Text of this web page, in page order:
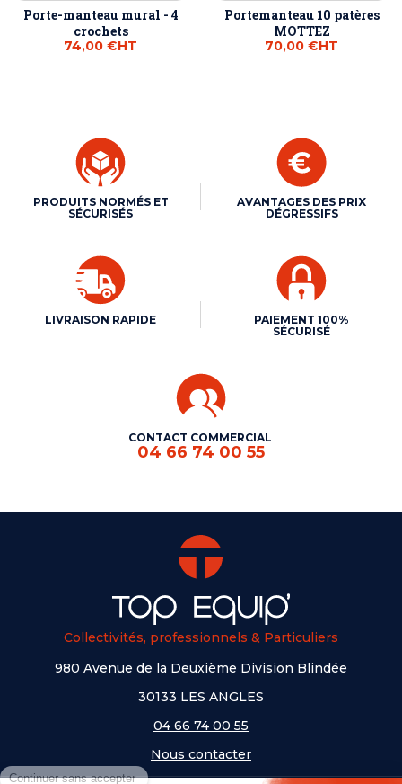
Porte-manteau mural - 4
crochets
74,00 €HT
Portemanteau 10 patères
MOTTEZ
70,00 €HT
PRODUITS NORMÉS ET
SÉCURISÉS
AVANTAGES DES PRIX
DÉGRESSIFS
LIVRAISON RAPIDE
PAIEMENT 100%
SÉCURISÉ
CONTACT COMMERCIAL
04 66 74 00 55
Collectivités, professionnels & Particuliers
980 Avenue de la Deuxième Division Blindée
30133 LES ANGLES
04 66 74 00 55
Nous contacter